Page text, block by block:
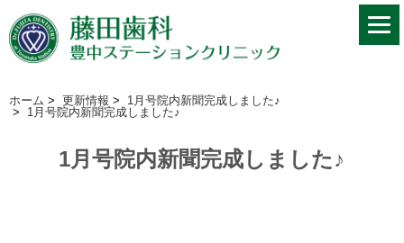
ホーム > 更新情報 > 1月号院内新聞完成しました♪
> 1月号院内新聞完成しました♪
1月号院内新聞完成しました♪